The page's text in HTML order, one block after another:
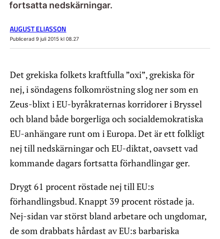
fortsatta nedskärningar.
AUGUST ELIASSON
Publicerad 9 juli 2015 kl 08.27
Det grekiska folkets kraftfulla ”oxi”, grekiska för
nej, i söndagens folkomröstning slog ner som en
Zeus-blixt i EU-byråkraternas korridorer i Bryssel
och bland både borgerliga och socialdemokratiska
EU-anhängare runt om i Europa. Det är ett folkligt
nej till nedskärningar och EU-diktat, oavsett vad
kommande dagars fortsatta förhandlingar ger.
Drygt 61 procent röstade nej till EU:s
förhandlingsbud. Knappt 39 procent röstade ja.
Nej-sidan var störst bland arbetare och ungdomar,
de som drabbats hårdast av EU:s barbariska